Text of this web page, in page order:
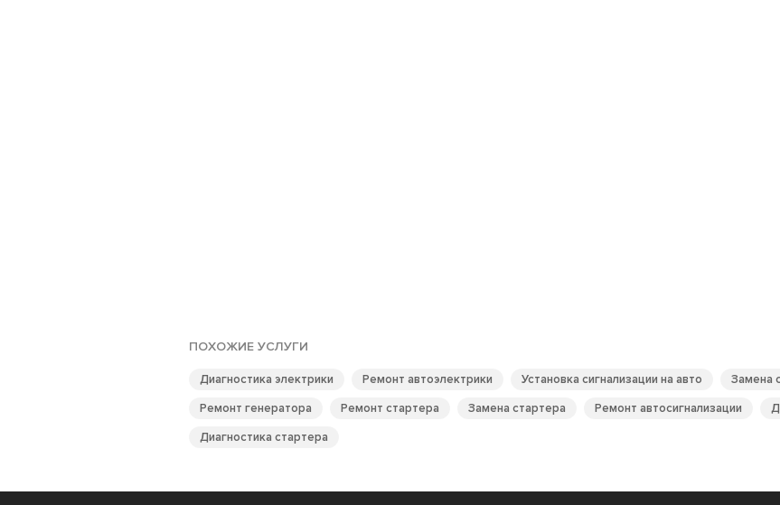
ПОХОЖИЕ УСЛУГИ
Диагностика электрики Ремонт автоэлектрики Установка сигнализации на авто
Замена
Ремонт генератора
Ремонт стартера Замена стартера Ремонт автосигнализации
Диагностика стартера